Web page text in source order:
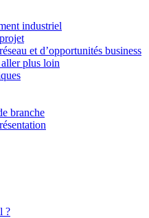
industriel
et d’opportunités business
plus loin
branche
?